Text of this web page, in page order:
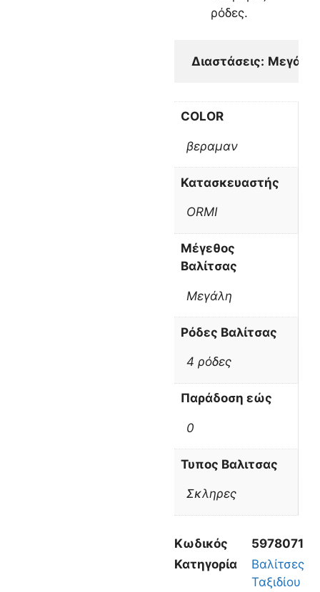
ρόδες.
Διαστάσεις:
COLOR
βεραμαν
Κατασκευαστής
ORMI
Μέγεθος
Βαλίτσας
Μεγάλη
Ρόδες Βαλίτσας
4 ρόδες
Παράδοση εώς
0
Τυπος Βαλιτσας
Σκληρες
Κωδικός
5978071
Κατηγορία
Βαλίτσες
Ταξιδίου